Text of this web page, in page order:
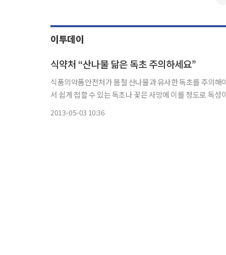
이투데이
식약처 “산나물 닮은 독초 주의하세요”
식품의약품안전처가 봄철 산나물과 유사한 독초를 주의해야 한다고 3일 밝혔다. 식약처에 따
서 쉽게 접할 수 있는 독초나 꽃은 사망에 이를 정도로 독
2013-05-03 10:36